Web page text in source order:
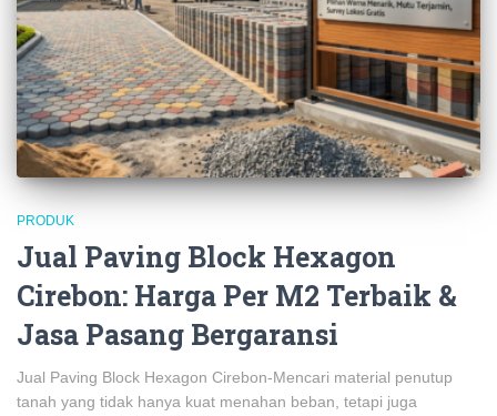
PRODUK
Jual Paving Block Hexagon
Cirebon: Harga Per M2 Terbaik &
Jasa Pasang Bergaransi
Jual Paving Block Hexagon Cirebon-Mencari material penutup
tanah yang tidak hanya kuat menahan beban, tetapi juga